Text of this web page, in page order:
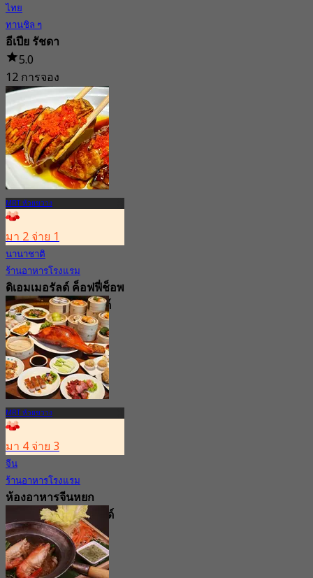
ไทย
ทานชิล ๆ
อีเปีย รัชดา
5.0
12 การจอง
จาก฿ 462.5
MRT ห้วยขวาง
มา 2 จ่าย 1
นานาชาติ
ร้านอาหารโรงแรม
ดิเอมเมอรัลด์ ค็อฟฟี่ช็อพ
โรงแรมดิ เอมเมอรัลด์
4.4
8.4K การจอง
จาก฿ 309.5
MRT ห้วยขวาง
มา 4 จ่าย 3
จีน
ร้านอาหารโรงแรม
ห้องอาหารจีนหยก
โรงแรม ดิ เอมเมอรัลด์
4.7
1.3K การจอง
จาก฿ 899